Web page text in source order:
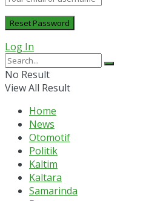
Log In
No Result
View All Result
Home
News
Otomotif
Politik
Kaltim
Kaltara
Samarinda